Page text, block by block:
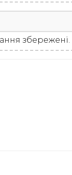
збережені.